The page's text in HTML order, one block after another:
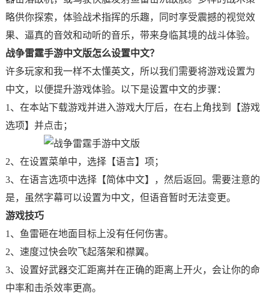
略供你探索，体验战术指挥的乐趣，同时享受震撼的视觉效
果、逼真的音效和动听的音乐，带来身临其境的战斗体验。
战争雷霆手游中文版怎么设置中文？
许多玩家和我一样不太懂英文，所以我们需要将游戏设置为
中文，以便提升游戏体验。以下是设置中文的步骤：
1、在本站下载游戏并进入游戏大厅后，在右上角找到【游戏
选项】并点击；
2、在设置菜单中，选择【语言】项；
3、在语言选项中选择【简体中文】，然后返回。需要注意的
是，虽然字幕可以设置为中文，但语音暂时无法变更。
游戏技巧
1、鱼雷砸在地面目标上没有任何伤害。
2、速度过快会吹飞起落架和襟翼。
3、设置好武器交汇距离并在正确的距离上开火，会让你的命
中率和击杀效率更高。